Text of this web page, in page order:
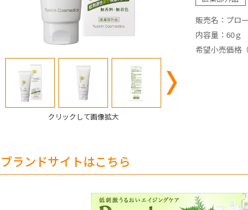
Previous
クリックして画像拡大
販売名：プロ
内容量：60ｇ
希望小売価格
ブランドサイトはこちら